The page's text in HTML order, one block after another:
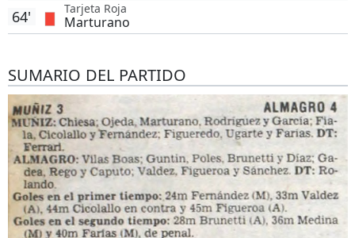
Tarjeta Roja
Marturano
64'
SUMARIO DEL PARTIDO